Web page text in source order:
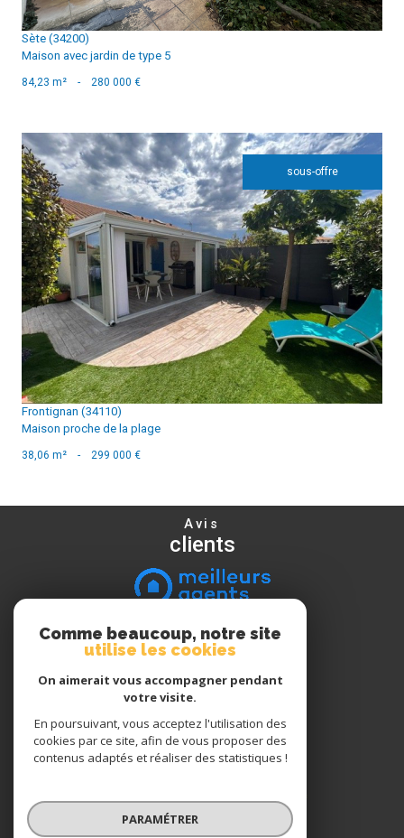
Sète (34200)
Maison avec jardin de type 5
84,23 m² - 280 000 €
sous-offre
voir le bien
Frontignan (34110)
Maison proche de la plage
38,06 m² - 299 000 €
Avis
clients
Nous
suivre
Nous
adhérons
Comme beaucoup, notre site
utilise les cookies
On aimerait vous accompagner pendant
votre visite.
En poursuivant, vous acceptez l'utilisation des
cookies par ce site, afin de vous proposer des
contenus adaptés et réaliser des statistiques !
PARAMÉTRER